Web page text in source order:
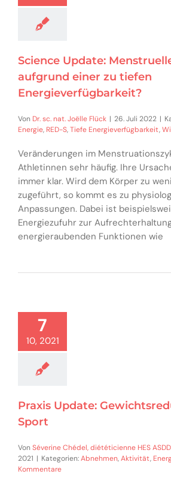
Science Update:
aufgrund einer zu tiefen
Energieverfügbarkeit?
Von Dr. sc. nat. Joëlle Flück | 26. Juli 2022 |
Energie, RED-S,Tiefe Energieverfügbarkeit,
Veränderungen im
Athletinnen sehr häufig. Ihre
immer klar. Wird dem Körper zu
zugeführt, so kommt es zu
Anpassungen. Dabei ist
Energiezufuhr zur
energieraubenden Funktionen wie
7
10, 2021
Praxis Update:
Sport
Von Séverine Chédel, diététicienne HES ASDD
2021 | Kategorien:Abnehmen,Aktivität,
Kommentare